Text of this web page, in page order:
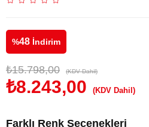
%48 İndirim
₺15.798,00 (KDV Dahil)
₺8.243,00 (KDV Dahil)
Farklı Renk Seçenekleri